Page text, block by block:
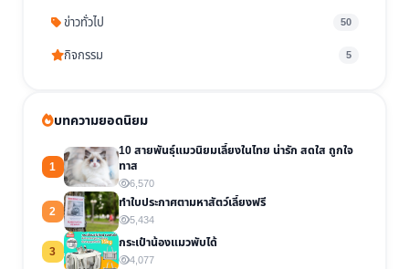
ข่าวทั่วไป 50
กิจกรรม 5
บทความยอดนิยม
1
10 สายพันธุ์แมวนิยมเลี้ยงในไทย น่ารัก สดใส ถูกใจ
ทาส
6,570
2 ทำใบประกาศตามหาสัตว์เลี้ยงฟรี
5,434
3 กระเป๋าน้องแมวพับได้
4,077